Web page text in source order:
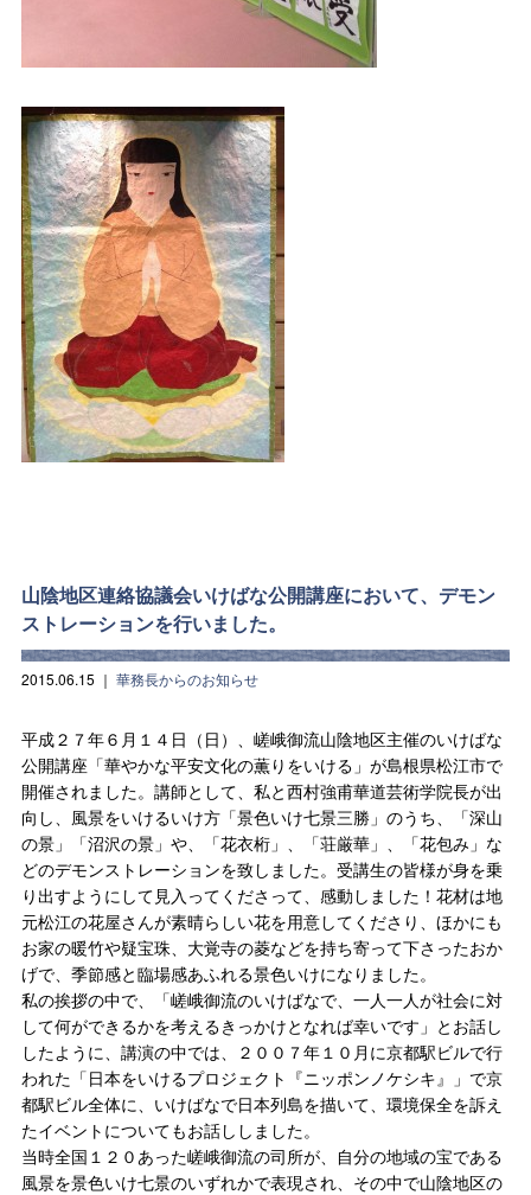
山陰地区連絡協議会いけばな公開講座において、デモン
ストレーションを行いました。
2015.06.15 ｜ 華務長からのお知らせ
平成２７年６月１４日（日）、嵯峨御流山陰地区主催のいけばな
公開講座「華やかな平安文化の薫りをいける」が島根県松江市で
開催されました。講師として、私と西村強甫華道芸術学院長が出
向し、風景をいけるいけ方「景色いけ七景三勝」のうち、「深山
の景」「沼沢の景」や、「花衣桁」、「荘厳華」、「花包み」な
どのデモンストレーションを致しました。受講生の皆様が身を乗
り出すようにして見入ってくださって、感動しました！花材は地
元松江の花屋さんが素晴らしい花を用意してくださり、ほかにも
お家の暖竹や疑宝珠、大覚寺の菱などを持ち寄って下さったおか
げで、季節感と臨場感あふれる景色いけになりました。
私の挨拶の中で、「嵯峨御流のいけばなで、一人一人が社会に対
して何ができるかを考えるきっかけとなれば幸いです」とお話し
したように、講演の中では、２００７年１０月に京都駅ビルで行
われた「日本をいけるプロジェクト『ニッポンノケシキ』」で京
都駅ビル全体に、いけばなで日本列島を描いて、環境保全を訴え
たイベントについてもお話ししました。
当時全国１２０あった嵯峨御流の司所が、自分の地域の宝である
風景を景色いけ七景のいずれかで表現され、その中で山陰地区の